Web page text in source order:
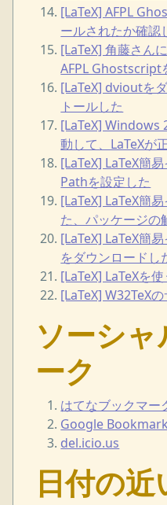
[LaTeX] AFPL
ールされたか確認
[LaTeX] 角藤さん
AFPL Ghostscript
[LaTeX] dvioutを
トールした
[LaTeX] Windows
動して、LaTeXが
[LaTeX] LaTeX簡
Pathを設定した
[LaTeX] LaTeX簡
た、パッケージの
[LaTeX] LaTeX簡
をダウンロードし
[LaTeX] LaTeXを
[LaTeX] W32TeX
ソーシ
ーク
はてなブックマー
Google
del.icio.us
日付の近